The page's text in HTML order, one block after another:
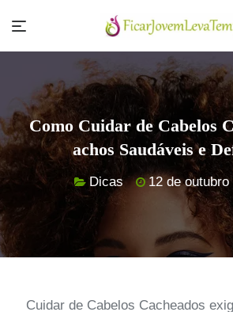
Como Cuidar de Cabelos
achos Saudáveis e
Dicas 12 de outubro
Cuidar de Cabelos Cacheados